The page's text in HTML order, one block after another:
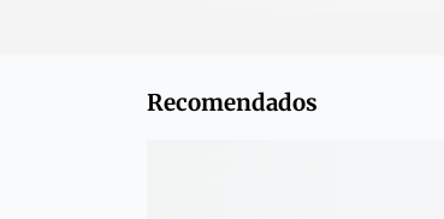
Recomendados